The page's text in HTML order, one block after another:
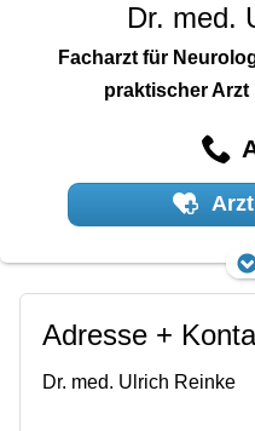
Dr. med.
Facharzt für
praktischer Arzt
Adresse +
Dr. med. Ulrich Reinke